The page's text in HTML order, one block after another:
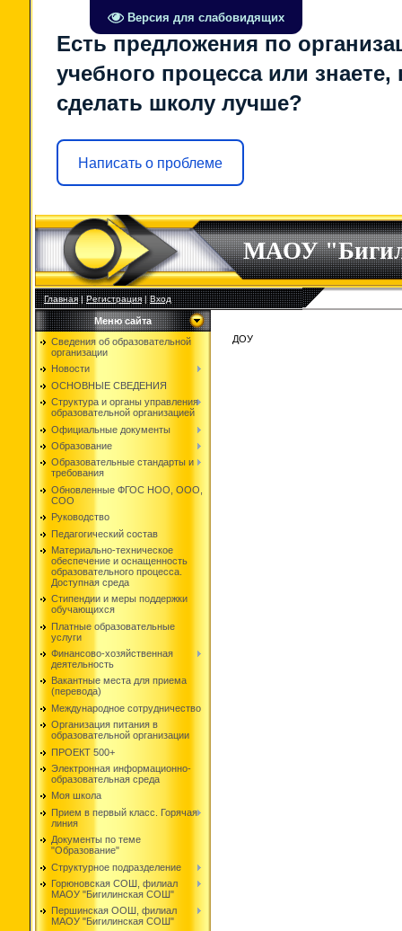
Версия для слабовидящих
Есть предложения по
учебного процесса или знаете,
сделать школу лучше?
Написать о проблеме
МАОУ
Главная|Регистрация|Вход
Меню сайта
Сведения об образовательной
организации
Новости
ОСНОВНЫЕ СВЕДЕНИЯ
Структура и органы управления
образовательной организацией
Официальные документы
Образование
Образовательные стандарты и
требования
Обновленные ФГОС НОО, ООО,
СОО
Руководство
Педагогический состав
Материально-техническое
обеспечение и оснащенность
образовательного процесса.
Доступная среда
Стипендии и меры поддержки
обучающихся
Платные образовательные
услуги
Финансово-хозяйственная
деятельность
Вакантные места для приема
(перевода)
Международное сотрудничество
Организация питания в
образовательной организации
ПРОЕКТ 500+
Электронная информационно-
образовательная среда
Моя школа
Прием в первый класс. Горячая
линия
Документы по теме
"Образование"
Структурное подразделение
Горюновская СОШ, филиал
МАОУ "Бигилинская СОШ"
Першинская ООШ, филиал
МАОУ "Бигилинская СОШ"
ДОУ